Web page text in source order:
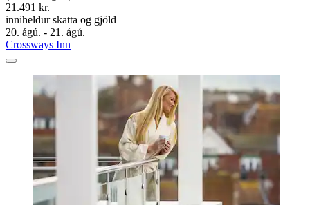
21.491 kr.
inniheldur skatta og gjöld
20. ágú. - 21. ágú.
Crossways Inn